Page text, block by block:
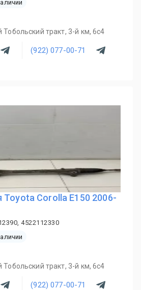
тракт, 3-й км, 6с4
(922) 077-00-71
Toyota Corolla E150 2006-
4522112330
тракт, 3-й км, 6с4
(922) 077-00-71